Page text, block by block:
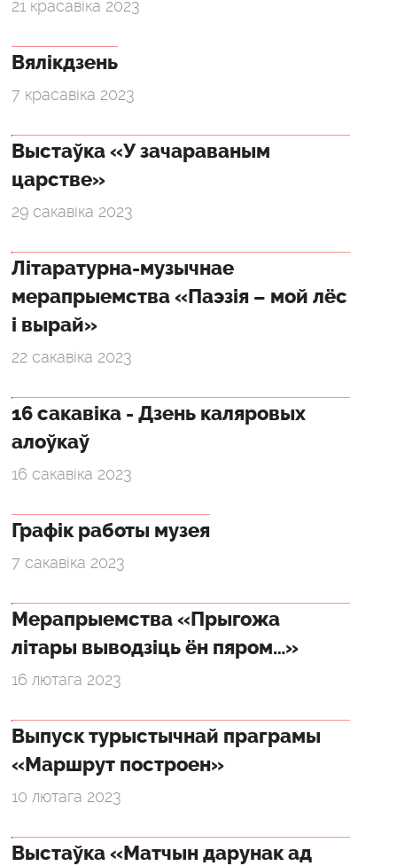
21 красавіка 2023
Вялікдзень
7 красавіка 2023
Выстаўка «У зачараваным
царстве»
29 сакавіка 2023
Літаратурна-музычнае
мерапрыемства «Паэзія – мой лёс
і вырай»
22 сакавіка 2023
16 сакавіка - Дзень каляровых
алоўкаў
16 сакавіка 2023
Графік работы музея
7 сакавіка 2023
Мерапрыемства «Прыгожа
літары выводзіць ён пяром…»
16 лютага 2023
Выпуск турыстычнай праграмы
«Маршрут построен»
10 лютага 2023
Выстаўка «Матчын дарунак ад